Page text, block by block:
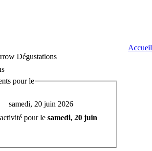
Accueil
Dégustations
pour le
samedi, 20 juin 2026
pour le samedi, 20 juin